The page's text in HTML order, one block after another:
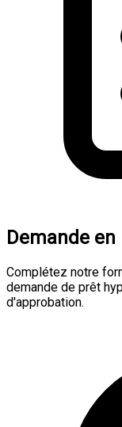
Demande en
Complétez notre
demande de prêt
d'approbation.